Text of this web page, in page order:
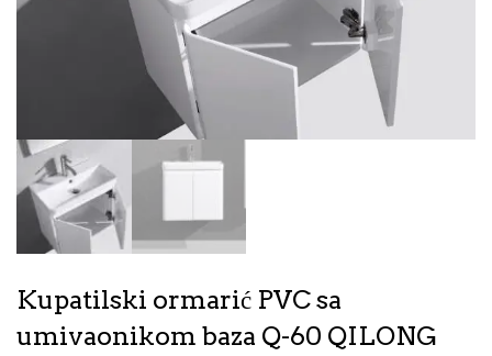
Kupatilski ormarić PVC sa
umivaonikom baza Q-60 QILONG